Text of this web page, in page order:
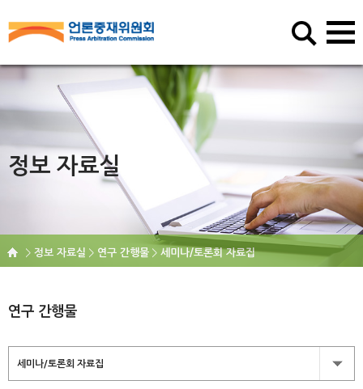
정보 자료실
정보 자료실 연구 간행물 세미나/토론회 자료집
연구 간행물
세미나/토론회 자료집